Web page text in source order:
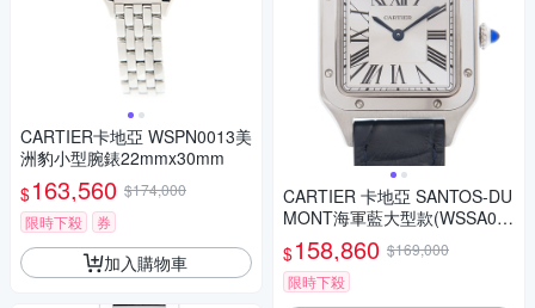
CARTIER卡地亞 WSPN0013美
洲豹小型腕錶22mmx30mm
$163,560 $174,000
限時下殺
券
加入購物車
CARTIER 卡地亞 SANTOS-DU
MONT海軍藍大型款(WSSA00
22 )
$158,860 $169,000
限時下殺